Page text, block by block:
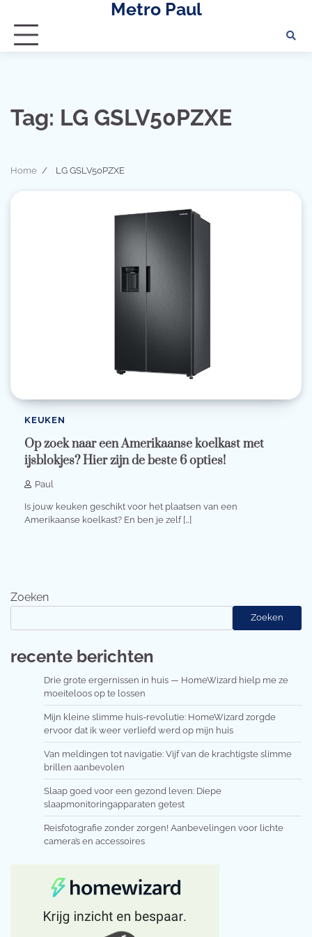
content
Metro Paul
Tag: LG GSLV50PZXE
Home LG GSLV50PZXE
KEUKEN
Op zoek naar een Amerikaanse koelkast met
ijsblokjes? Hier zijn de beste 6 opties!
Paul
Is jouw keuken geschikt voor het plaatsen van een
Amerikaanse koelkast? En ben je zelf […]
Zoeken
Zoeken
recente berichten
Drie grote ergernissen in huis — HomeWizard hielp me ze
moeiteloos op te lossen
Mijn kleine slimme huis-revolutie: HomeWizard zorgde
ervoor dat ik weer verliefd werd op mijn huis
Van meldingen tot navigatie: Vijf van de krachtigste slimme
brillen aanbevolen
Slaap goed voor een gezond leven: Diepe
slaapmonitoringapparaten getest
Reisfotografie zonder zorgen! Aanbevelingen voor lichte
camera’s en accessoires